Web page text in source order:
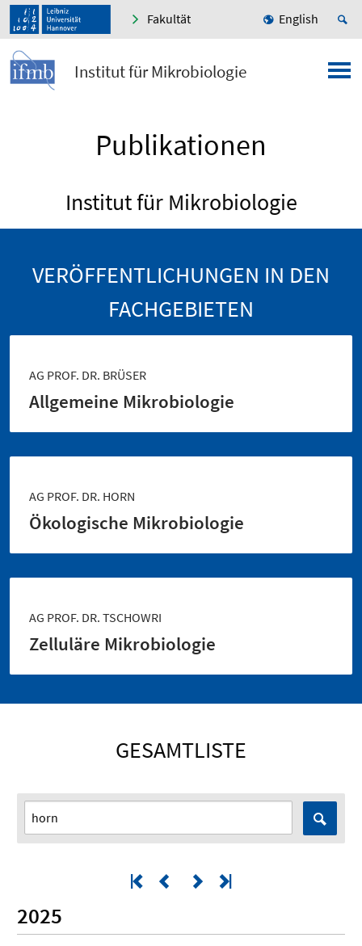
Fakultät English
Institut für Mikrobiologie
Publikationen
Institut für Mikrobiologie
VERÖFFENTLICHUNGEN IN DEN
FACHGEBIETEN
AG PROF. DR. BRÜSER
Allgemeine Mikrobiologie
AG PROF. DR. HORN
Ökologische Mikrobiologie
AG PROF. DR. TSCHOWRI
Zelluläre Mikrobiologie
GESAMTLISTE
2025